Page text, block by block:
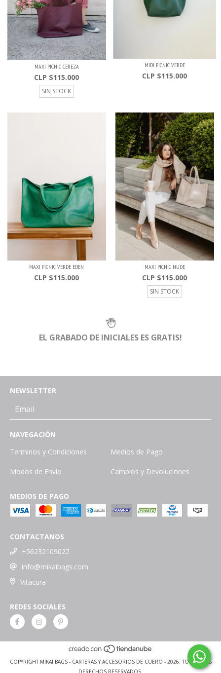
MAXI PICNIC CEREZA
$115.000
SIN STOCK
MIDI PICNIC VERDE
$115.000
MAXI PICNIC VERDE EDEN
$115.000
MAXI PICNIC NUDE
$115.000
SIN STOCK
EL GRABADO DE INICIALES ES GRATIS!
NEWSLETTER
NAVEGACIÓN
Terminos y Condiciones
Medios de Pago
Modos de Envio Cambios y Devoluciones
MEDIOS DE PAGO
CONTACTANOS
+56232109022
info@mikaibags.com
Vitacura
REDES SOCIALES
COPYRIGHT MIKAI BAGS - CARTERAS Y ACCESORIOS DE CUERO - 2026. TODOS LOS
DERECHOS RESERVADOS.